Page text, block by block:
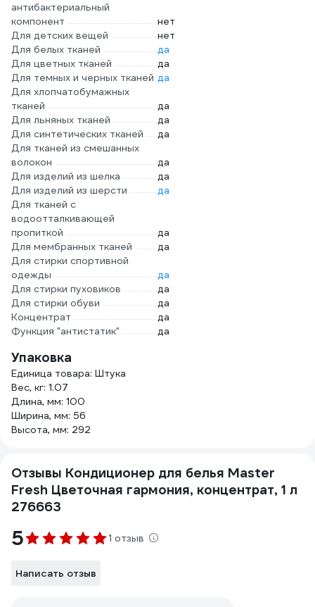
антибактериальный
компонент
нет
Для детских вещей
нет
Для белых тканей
да
Для цветных тканей
да
Для темных и черных тканей да
Для хлопчатобумажных
тканей
да
Для льняных тканей
да
Для синтетических тканей
да
Для тканей из смешанных
волокон
да
Для изделий из шелка
да
Для изделий из шерсти
да
Для тканей с
водоотталкивающей
пропиткой
да
Для мембранных тканей
да
Для стирки спортивной
одежды
да
Для стирки пуховиков
да
Для стирки обуви
да
Концентрат
да
Функция "антистатик"
да
Упаковка
Единица товара: Штука
Вес, кг: 1.07
Длина, мм: 100
Ширина, мм: 56
Высота, мм: 292
Отзывы Кондиционер для белья Master
Fresh Цветочная гармония, концентрат, 1 л
276663
5 1 отзыв
Написать отзыв